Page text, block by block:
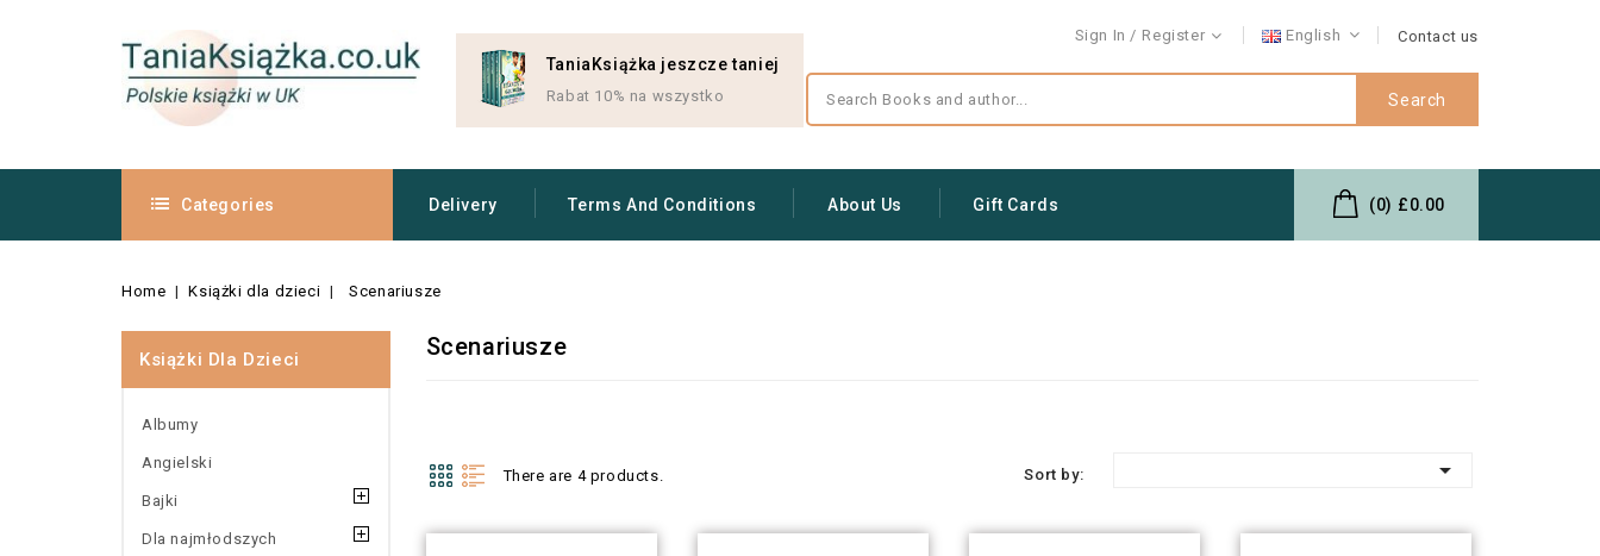
Sign In Register English Contact us
TaniaKsiążka jeszcze taniej
Rabat 10% na wszystko Search
Categories Delivery Terms And Conditions About Us Gift Cards (0) £0.00
Home Książki dla dzieci Scenariusze
Książki Dla Dzieci
Albumy
Angielski
Bajki
Dla najmłodszych
Scenariusze
There are 4 products. Sort by: 